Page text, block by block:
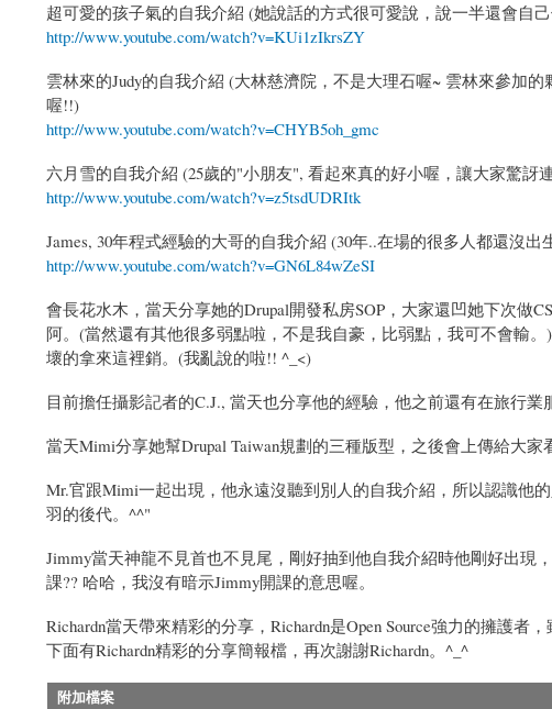
超可愛的孩子氣的自我介紹 (她說話的方式很可愛說，說一半還會自
http://www.youtube.com/watch?v=KUi1zIkrsZY
雲林來的Judy的自我介紹 (大林慈濟院，不是大理石喔~ 雲林來參加
喔!!)
http://www.youtube.com/watch?v=CHYB5oh_gmc
六月雪的自我介紹 (25歲的"小朋友", 看起來真的好小喔，讓大家驚訝
http://www.youtube.com/watch?v=z5tsdUDRItk
James, 30年程式經驗的大哥的自我介紹 (30年..在場的很多人都還沒出
http://www.youtube.com/watch?v=GN6L84wZeSI
會長花水木，當天分享她的Drupal開發私房SOP，大家還凹她下次做
阿。(當然還有其他很多弱點啦，不是我自豪，比弱點，我可不會輸
壞的拿來這裡銷。(我亂說的啦!! ^_<)
目前擔任攝影記者的C.J., 當天也分享他的經驗，他之前還有在旅行
當天Mimi分享她幫Drupal Taiwan規劃的三種版型，之後會上傳給大家
Mr.官跟Mimi一起出現，他永遠沒聽到別人的自我介紹，所以認識他
羽的後代。^^"
Jimmy當天神龍不見首也不見尾，剛好抽到他自我介紹時他剛好出現
課?? 哈哈，我沒有暗示Jimmy開課的意思喔。
Richardn當天帶來精彩的分享，Richardn是Open Source強力的擁護者
下面有Richardn精彩的分享簡報檔，再次謝謝Richardn。^_^
附加檔案